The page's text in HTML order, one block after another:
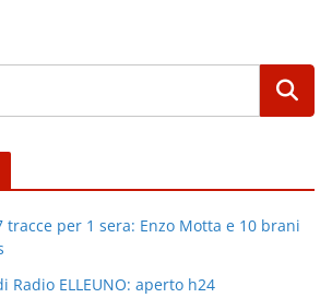
tracce per 1 sera: Enzo Motta e 10 brani
Radio ELLEUNO: aperto h24